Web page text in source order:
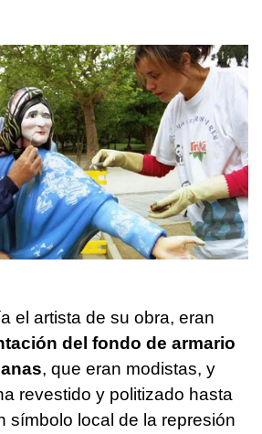
el artista de su obra, eran
del fondo de armario
, que eran modistas, y
revestido y politizado hasta
símbolo local de la represión